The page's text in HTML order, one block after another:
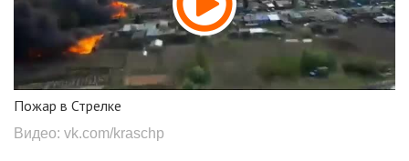
Пожар в Стрелке
Видео: vk.com/kraschp